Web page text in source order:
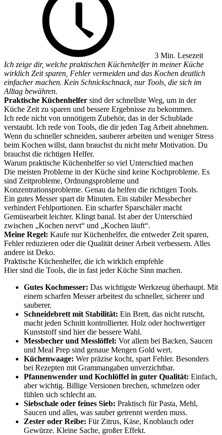
3 Min. Lesezeit
Ich zeige dir, welche praktischen Küchenhelfer in meiner Küche
wirklich Zeit sparen, Fehler vermeiden und das Kochen deutlich
einfacher machen. Kein Schnickschnack, nur Tools, die sich im
Alltag bewähren.
Praktische Küchenhelfer sind der schnellste Weg, um in der
Küche Zeit zu sparen und bessere Ergebnisse zu bekommen.
Ich rede nicht von unnötigem Zubehör, das in der Schublade
verstaubt. Ich rede von Tools, die dir jeden Tag Arbeit abnehmen.
Wenn du schneller schneiden, sauberer arbeiten und weniger Stress
beim Kochen willst, dann brauchst du nicht mehr Motivation. Du
brauchst die richtigen Helfer.
Warum praktische Küchenhelfer so viel Unterschied machen
Die meisten Probleme in der Küche sind keine Kochprobleme. Es
sind Zeitprobleme, Ordnungsprobleme und
Konzentrationsprobleme. Genau da helfen die richtigen Tools.
Ein gutes Messer spart dir Minuten. Ein stabiler Messbecher
verhindert Fehlportionen. Ein scharfer Sparschäler macht
Gemüsearbeit leichter. Klingt banal. Ist aber der Unterschied
zwischen „Kochen nervt“ und „Kochen läuft“.
Meine Regel: Kaufe nur Küchenhelfer, die entweder Zeit sparen,
Fehler reduzieren oder die Qualität deiner Arbeit verbessern. Alles
andere ist Deko.
Praktische Küchenhelfer, die ich wirklich empfehle
Hier sind die Tools, die in fast jeder Küche Sinn machen.
Gutes Kochmesser: Das wichtigste Werkzeug überhaupt. Mit
einem scharfen Messer arbeitest du schneller, sicherer und
sauberer.
Schneidebrett mit Stabilität: Ein Brett, das nicht rutscht,
macht jeden Schnitt kontrollierter. Holz oder hochwertiger
Kunststoff sind hier die bessere Wahl.
Messbecher und Messlöffel: Vor allem bei Backen, Saucen
und Meal Prep sind genaue Mengen Gold wert.
Küchenwaage: Wer präzise kocht, spart Fehler. Besonders
bei Rezepten mit Grammangaben unverzichtbar.
Pfannenwender und Kochlöffel in guter Qualität: Einfach,
aber wichtig. Billige Versionen brechen, schmelzen oder
fühlen sich schlecht an.
Siebschale oder feines Sieb: Praktisch für Pasta, Mehl,
Saucen und alles, was sauber getrennt werden muss.
Zester oder Reibe: Für Zitrus, Käse, Knoblauch oder
Gewürze. Kleine Sache, großer Effekt.